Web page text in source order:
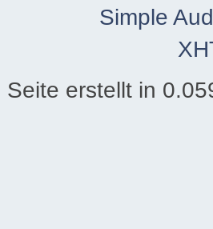
Simple
Seite erstellt in